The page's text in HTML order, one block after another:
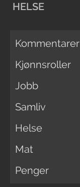
HELSE
Kommentarer
Kjønnsroller
Jobb
Samliv
Helse
Mat
Penger